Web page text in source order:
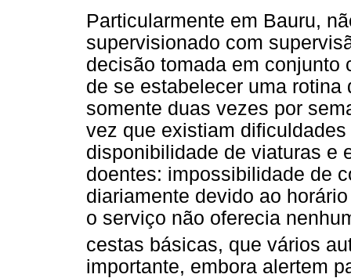
Particularmente em Bauru,
supervisionado com
decisão tomada em conjunto
de se estabelecer uma
somente duas vezes por
vez que existiam
disponibilidade de viaturas e
doentes: impossibilidade de
diariamente devido ao
o serviço não oferecia
cestas básicas, que vários
importante, embora alertem